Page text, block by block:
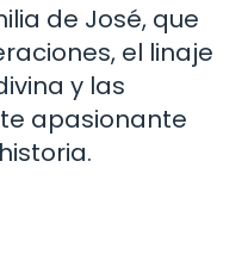
de José, que
el linaje
y las
apasionante